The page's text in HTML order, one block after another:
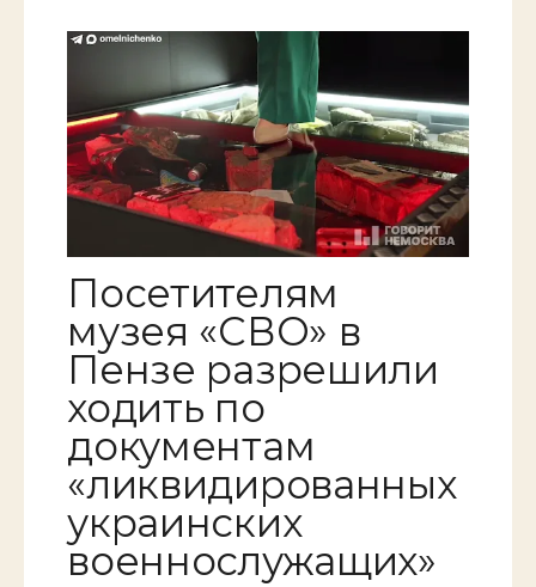
Посетителям
музея «СВО» в
Пензе разрешили
ходить по
документам
«ликвидированных
украинских
военнослужащих»